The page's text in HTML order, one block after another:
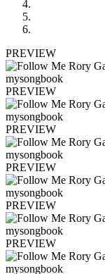
PREVIEW
PREVIEW
PREVIEW
PREVIEW
PREVIEW
PREVIEW